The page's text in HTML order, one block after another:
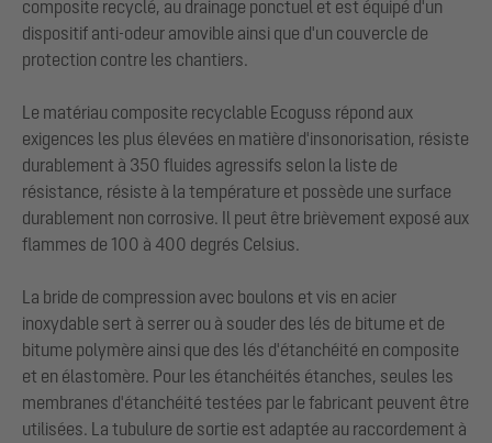
composite recyclé, au drainage ponctuel et est équipé d'un
dispositif anti-odeur amovible ainsi que d'un couvercle de
protection contre les chantiers.
Le matériau composite recyclable Ecoguss répond aux
exigences les plus élevées en matière d'insonorisation, résiste
durablement à 350 fluides agressifs selon la liste de
résistance, résiste à la température et possède une surface
durablement non corrosive. Il peut être brièvement exposé aux
flammes de 100 à 400 degrés Celsius.
La bride de compression avec boulons et vis en acier
inoxydable sert à serrer ou à souder des lés de bitume et de
bitume polymère ainsi que des lés d'étanchéité en composite
et en élastomère. Pour les étanchéités étanches, seules les
membranes d'étanchéité testées par le fabricant peuvent être
utilisées. La tubulure de sortie est adaptée au raccordement à